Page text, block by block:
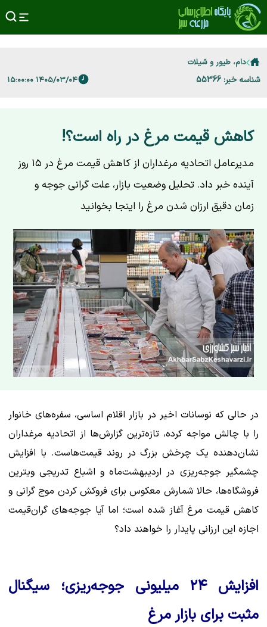
دام، طیور و شیلات
شناسه خبر: 55366 ۱۴۰۵/۰۳/۰۴ ۱۵:۰۰:۰۰
کاهش قیمت مرغ در راه است؟!
مدیرعامل اتحادیه مرغداران از کاهش قیمت مرغ در ۱۵ روز
آینده خبر داد. تحلیل وضعیت بازار، علت گرانی جوجه و
زمان دقیق ارزان شدن مرغ را اینجا بخوانید
در حالی که نوسانات اخیر در بازار اقلام اساسی، سفره‌های خانوار
را با چالش مواجه کرده، تازه‌ترین گزارش‌ها از اتحادیه مرغداران
نشان‌دهنده یک چرخش بزرگ در روند قیمت‌هاست. با افزایش
چشمگیر جوجه‌ریزی در اردیبهشت‌ماه و اشباع تدریجی ویترین
فروشگاه‌ها، حالا شمارش معکوس برای فروکش کردن موج گرانی و
کاهش قیمت مرغ آغاز شده است؛ اما آیا جوجه‌های گران‌قیمت
اجازه این ارزانی پایدار را خواهند داد؟
افزایش ۲۴ میلیونی جوجه‌ریزی؛ سیگنال
مثبت برای بازار مرغ